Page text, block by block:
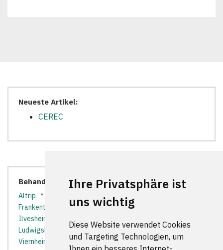
Ihre Privatsphäre ist
uns wichtig
Diese Website verwendet Cookies
und Targeting Technologien, um
Neueste Artikel:
CEREC
Behandler in der Nähe:
Altrip * Edingen-Neckarhausen
Frankenthal (Pfalz)* Heddesheim*
Ilvesheim
Ludwigshafen am Rhein *Mutterstadt*Neuhofen*
Viernheim
Waldsee*